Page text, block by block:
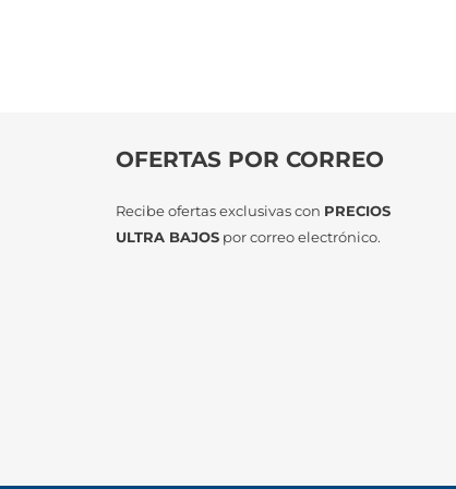
OFERTAS POR CORREO
Recibe ofertas exclusivas con PRECIOS
ULTRA BAJOSpor correo electrónico.